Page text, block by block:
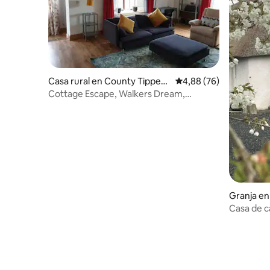
Casa rural en County Tippera
ry
Calificación promedio:
4,88 (76)
Cottage Escape, Walkers Dream,
Granja
Casa de